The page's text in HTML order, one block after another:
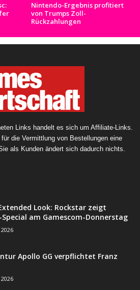
Nintendo-Ergebnis profitiert
von Trumps Zoll-
Rückzahlungen
Links handelt es sich um Affiliate-Links.
die Vermittlung von Bestellungen eine
als Kunden ändert sich dadurch nichts.
Look: Rockstar zeigt
am Gamescom-Donnerstag
Apollo GG verpflichtet Franz